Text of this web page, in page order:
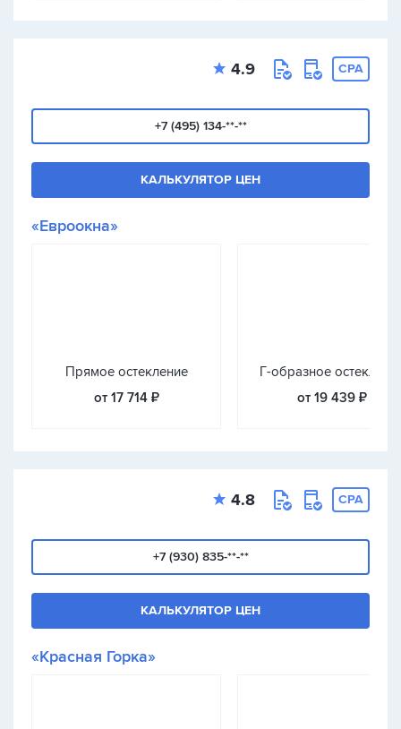
4.9 CPA
+7 (495) 134-**-**
КАЛЬКУЛЯТОР ЦЕН
«Евроокна»
Прямое остекление
от 17 714 ₽
Г-образное
от 19 439 ₽
4.8 CPA
+7 (930) 835-**-**
КАЛЬКУЛЯТОР ЦЕН
«Красная Горка»